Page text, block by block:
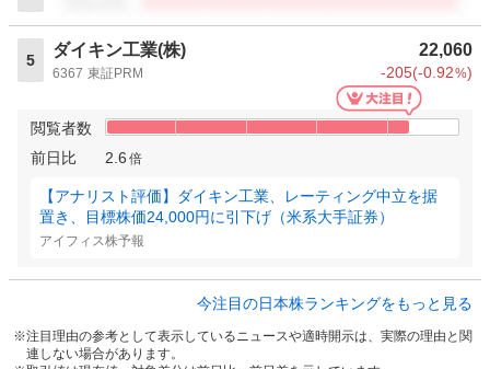
5
ダイキン工業(株) 22,060
6367 東証PRM -205(-0.92%)
閲覧者数
前日比
2.6 倍
【アナリスト評価】ダイキン工業、レーティング中立を据
置き、目標株価24,000円に引下げ（米系大手証券）
アイフィス株予報
今注目の日本株ランキングをもっと見る
注目理由の参考として表示しているニュースや適時開示は、実際の理由と関
連しない場合があります。